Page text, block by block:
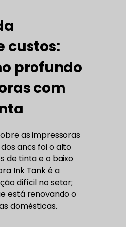
custos:
profundo
com
as impressoras
anos foi o alto
de tinta e o baixo
Ink Tank é a
difícil no setor;
está renovando o
domésticas.